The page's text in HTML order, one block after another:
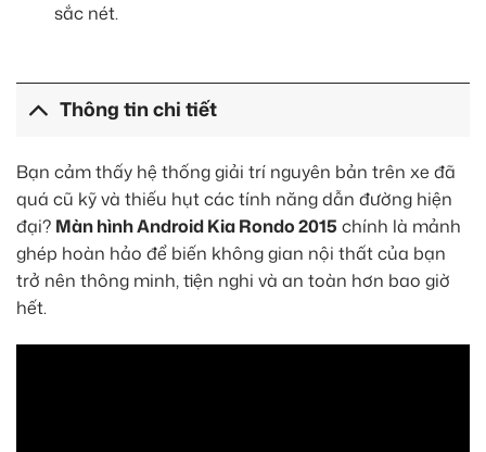
sắc nét.
Thông tin chi tiết
Bạn cảm thấy hệ thống giải trí nguyên bản trên xe đã
quá cũ kỹ và thiếu hụt các tính năng dẫn đường hiện
đại? Màn hình Android Kia Rondo 2015 chính là mảnh
ghép hoàn hảo để biến không gian nội thất của bạn
trở nên thông minh, tiện nghi và an toàn hơn bao giờ
hết.